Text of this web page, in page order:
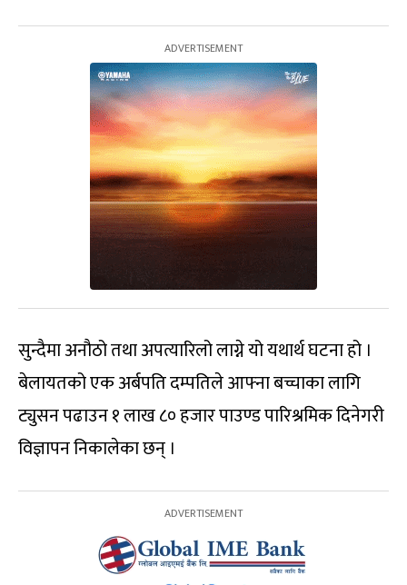
सुन्दैमा अनौठो तथा अपत्यारिलो लाग्ने यो यथार्थ घटना हो ।
बेलायतको एक अर्बपति दम्पतिले आफ्ना बच्चाका लागि
ट्युसन पढाउन १ लाख ८० हजार पाउण्ड पारिश्रमिक दिनेगरी
विज्ञापन निकालेका छन् ।